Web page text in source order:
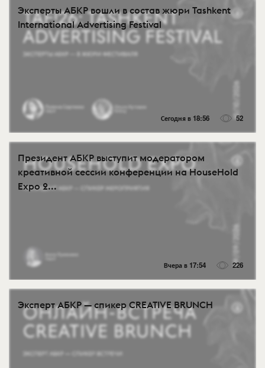
Эксперты АБКР вошли в состав жюри Tashkent
International Advertising Festival
Сегодня в 18:56 52
Президент АБКР выступит модератором
креативной сессии конференции на HouseHold
Expo 2...
Вчера в 17:54 226
Эксперт АБКР — спикер CREATIVE BRUNCH